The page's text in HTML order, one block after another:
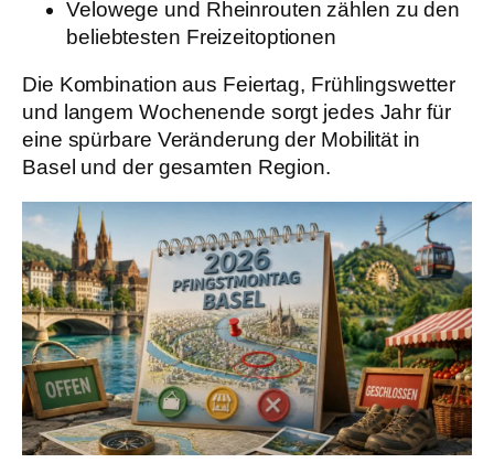
Velowege und Rheinrouten zählen zu den
beliebtesten Freizeitoptionen
Die Kombination aus Feiertag, Frühlingswetter
und langem Wochenende sorgt jedes Jahr für
eine spürbare Veränderung der Mobilität in
Basel und der gesamten Region.